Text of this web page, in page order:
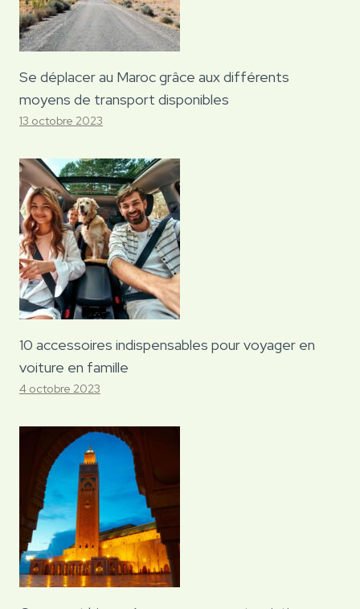
Se déplacer au Maroc grâce aux différents
moyens de transport disponibles
13 octobre 2023
10 accessoires indispensables pour voyager en
voiture en famille
4 octobre 2023